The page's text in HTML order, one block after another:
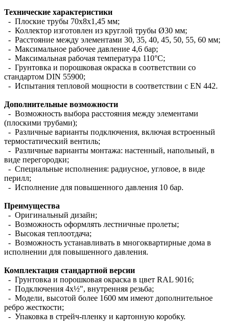
Технические характеристики
- Плоские трубы 70х8х1,45 мм;
- Коллектор изготовлен из круглой трубы Ø30 мм;
- Расстояние между элементами 30, 35, 40, 45, 50, 55, 60 мм;
- Максимальное рабочее давление 4,6 бар;
- Максимальная рабочая температура 110°С;
- Грунтовка и порошковая окраска в соответствии со
стандартом DIN 55900;
- Испытания тепловой мощности в соответствии с EN 442.
Дополнительные возможности
- Возможность выбора расстояния между элементами
(плоскими трубами);
- Различные варианты подключения, включая встроенный
термостатический вентиль;
- Различные варианты монтажа: настенный, напольный, в
виде перегородки;
- Специальные исполнения: радиусное, угловое, в виде
перилл;
- Исполнение для повышенного давления 10 бар.
Преимущества
- Оригинальный дизайн;
- Возможность оформлять лестничные пролеты;
- Высокая теплоотдача;
- Возможность устанавливать в многоквартирные дома в
исполнении для повышенного давления.
Комплектация стандартной версии
- Грунтовка и порошковая окраска в цвет RAL 9016;
- Подключения 4х½", внутренняя резьба;
- Модели, высотой более 1600 мм имеют дополнительное
ребро жесткости;
- Упаковка в стрейч-пленку и картонную коробку.